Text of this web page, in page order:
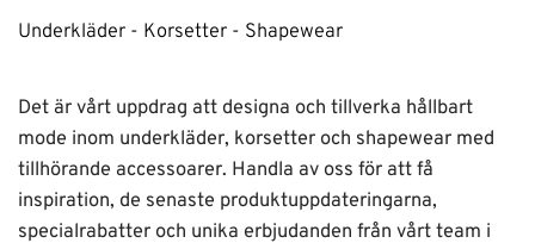
Underkläder - Korsetter - Shapewear
Det är vårt uppdrag att designa och tillverka hållbart
mode inom underkläder, korsetter och shapewear med
tillhörande accessoarer. Handla av oss för att få
inspiration, de senaste produktuppdateringarna,
specialrabatter och unika erbjudanden från vårt team i